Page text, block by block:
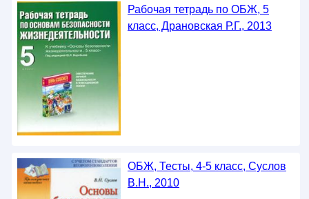
Рабочая тетрадь по ОБЖ, 5
класс, Драновская Р.Г., 2013
ОБЖ, Тесты, 4-5 класс, Суслов
В.Н., 2010